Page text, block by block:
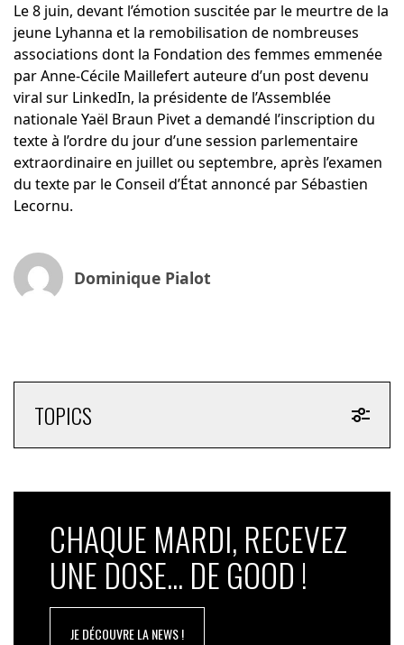
Le 8 juin, devant l’émotion suscitée par le meurtre de la
jeune Lyhanna et la remobilisation de nombreuses
associations dont la Fondation des femmes emmenée
par Anne-Cécile Maillefert auteure d’un post devenu
viral sur LinkedIn, la présidente de l’Assemblée
nationale Yaël Braun Pivet a demandé l’inscription du
texte à l’ordre du jour d’une session parlementaire
extraordinaire en juillet ou septembre, après l’examen
du texte par le Conseil d’État annoncé par Sébastien
Lecornu.
Dominique Pialot
TOPICS
CHAQUE MARDI, RECEVEZ
UNE DOSE... DE GOOD !
JE DÉCOUVRE LA NEWS !